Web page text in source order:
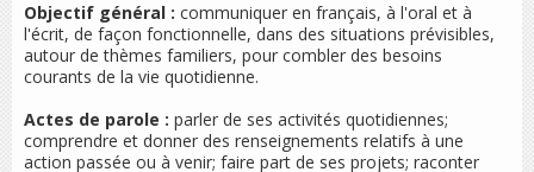
Objectif général : communiquer en français, à l'oral et à
l'écrit, de façon fonctionnelle, dans des situations prévisibles,
autour de thèmes familiers, pour combler des besoins
courants de la vie quotidienne.
Actes de parole : parler de ses activités quotidiennes;
comprendre et donner des renseignements relatifs à une
action passée ou à venir; faire part de ses projets; raconter